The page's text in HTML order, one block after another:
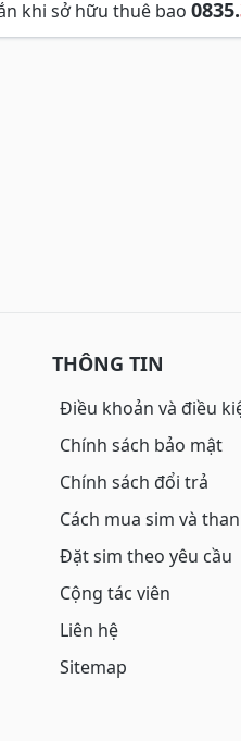
khi sở hữu thuê bao 0835.
THÔNG TIN
Điều khoản và điều
Chính sách bảo mật
Chính sách đổi trả
Cách mua sim và
Đặt sim theo yêu cầu
Cộng tác viên
Liên hệ
Sitemap